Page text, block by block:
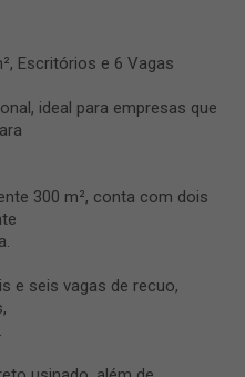
Escritórios e 6 Vagas
ideal para empresas que
300 m², conta com dois
e seis vagas de recuo,